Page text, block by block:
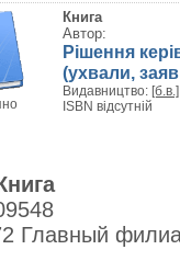
Книга
Автор:
Рішення
(ухвали,
Видавництво: [б.в.]
ISBN відсутній
Главный